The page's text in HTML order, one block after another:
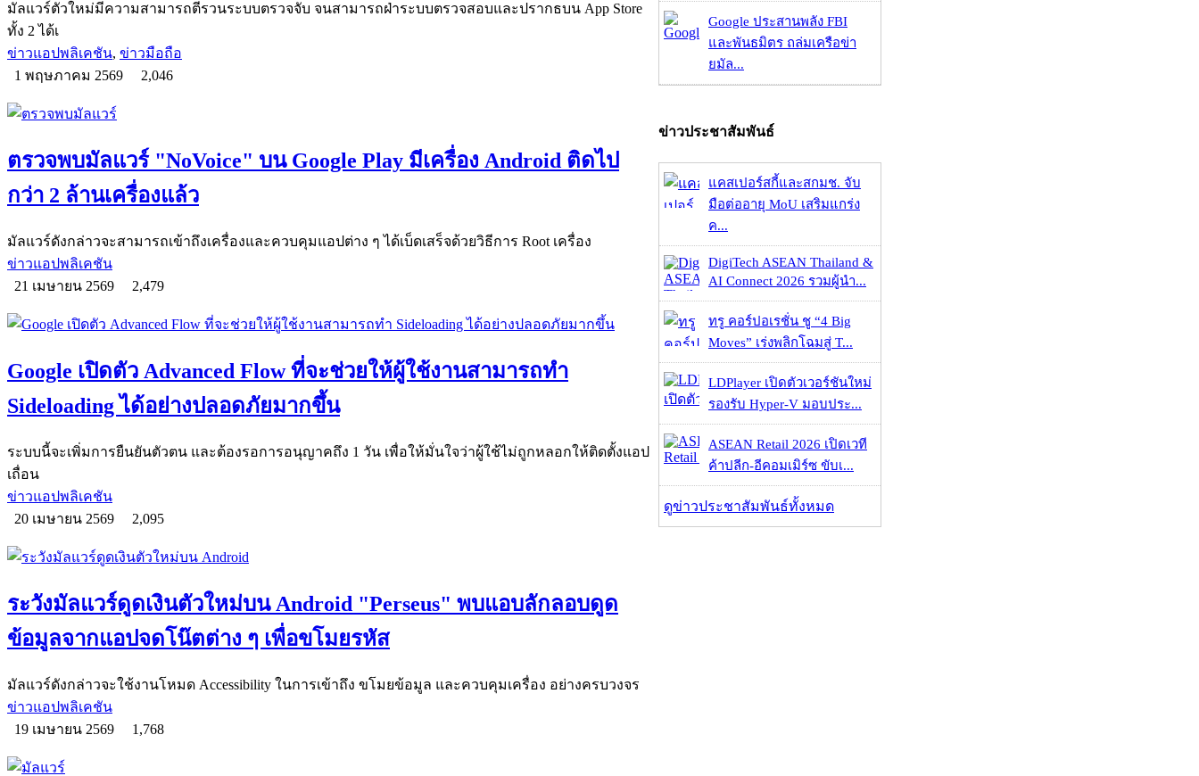
มัลแวร์ตัวใหม่มีความสามารถตีรวนระบบตรวจจับ จนสามารถฝ่าระบบตรวจสอบและปรากธบน App Store
ทั้ง 2 ได้เ
ข่าวแอปพลิเคชัน, ข่าวมือถือ
1 พฤษภาคม 2569
2,046
ตรวจพบมัลแวร์ "NoVoice" บน Google Play มีเครื่อง Android ติดไป
กว่า 2 ล้านเครื่องแล้ว
มัลแวร์ดังกล่าวจะสามารถเข้าถึงเครื่องและควบคุมแอปต่าง ๆ ได้เบ็ดเสร็จด้วยวิธีการ Root เครื่อง
ข่าวแอปพลิเคชัน
21 เมษายน 2569
2,479
Google เปิดตัว Advanced Flow ที่จะช่วยให้ผู้ใช้งานสามารถทำ
Sideloading ได้อย่างปลอดภัยมากขึ้น
ระบบนี้จะเพิ่มการยืนยันตัวตน และต้องรอการอนุญาคถึง 1 วัน เพื่อให้มั่นใจว่าผู้ใช้ไม่ถูกหลอกให้ติดตั้งแอป
เถื่อน
ข่าวแอปพลิเคชัน
20 เมษายน 2569
2,095
ระวังมัลแวร์ดูดเงินตัวใหม่บน Android "Perseus" พบแอบลักลอบดูด
ข้อมูลจากแอปจดโน๊ตต่าง ๆ เพื่อขโมยรหัส
มัลแวร์ดังกล่าวจะใช้งานโหมด Accessibility ในการเข้าถึง ขโมยข้อมูล และควบคุมเครื่อง อย่างครบวงจร
ข่าวแอปพลิเคชัน
19 เมษายน 2569
1,768
Google ประสานพลัง FBI
และพันธมิตร ถล่มเครือข่า
ยมัล...
ข่าวประชาสัมพันธ์
แคสเปอร์สกี้และสกมช. จับ
มือต่ออายุ MoU เสริมแกร่ง
ค...
DigiTech ASEAN Thailand &
AI Connect 2026 รวมผู้นำ...
ทรู คอร์ปอเรชั่น ชู “4 Big
Moves” เร่งพลิกโฉมสู่ T...
LDPlayer เปิดตัวเวอร์ชันใหม่
รองรับ Hyper-V มอบประ...
ASEAN Retail 2026 เปิดเวที
ค้าปลีก-อีคอมเมิร์ซ ขับเ...
ดูข่าวประชาสัมพันธ์ทั้งหมด